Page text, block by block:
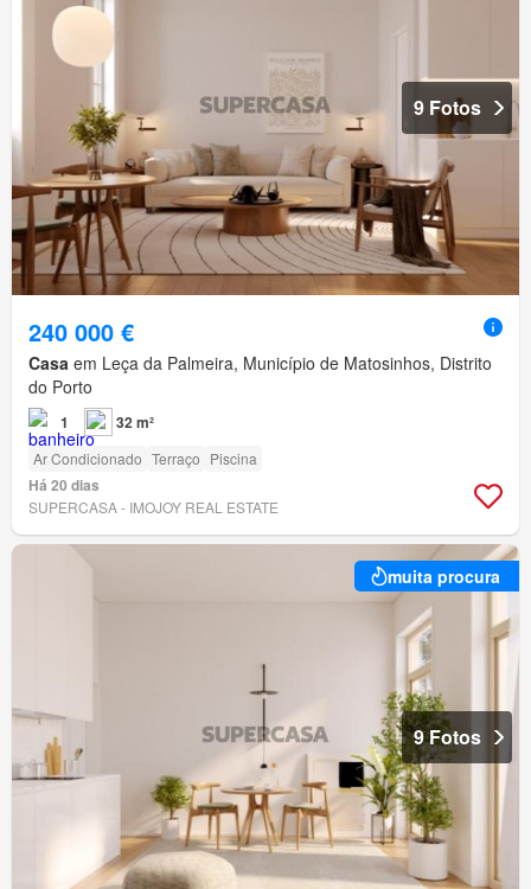
9 Fotos
240 000 €
Casa em Leça da Palmeira, Município de Matosinhos, Distrito
do Porto
1 32 m²
Ar Condicionado Terraço Piscina
Há 20 dias
SUPERCASA - IMOJOY REAL ESTATE
muita procura
9 Fotos